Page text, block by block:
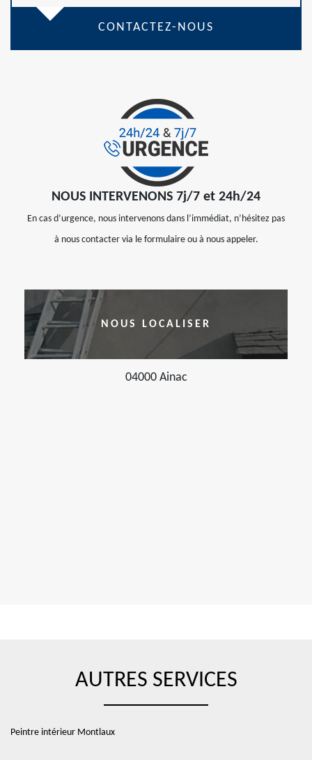
CONTACTEZ-NOUS
NOUS INTERVENONS 7j/7 et 24h/24
En cas d’urgence, nous intervenons dans l’immédiat, n’hésitez pas
à nous contacter via le formulaire ou à nous appeler.
NOUS LOCALISER
04000 Ainac
AUTRES SERVICES
Peintre intérieur Montlaux